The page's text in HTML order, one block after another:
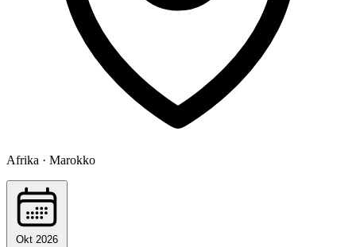
Afrika · Marokko
Okt 2026